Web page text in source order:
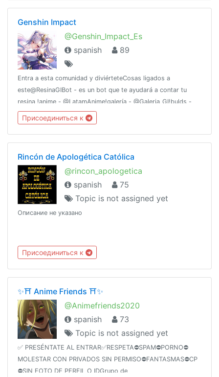
Genshin Impact
@Genshin_Impact_Es
spanish
89
Entra a esta comunidad y diviérteteCosas ligados a
este@ResinaGIBot - es un bot que te ayudará a contar tu
resina !anime - @LatamAnime!galería - @Galeria_GI!bulds -
@Builds_Genshin_Impact!farm - @Genshin_Impact_Farm!leaks
- @Genshin_Impact_Leaks
Присоединиться к
Rincón de Apologética Católica
@rincon_apologetica
spanish
75
Topic is not assigned yet
Описание не указано
Присоединиться к
✨⛩ Anime Friends ⛩✨
@Animefriends2020
spanish
73
Topic is not assigned yet
✅ PRESÉNTATE AL ENTRAR✅RESPETA⛔️SPAM⛔️PORNO⛔️
MOLESTAR CON PRIVADOS SIN PERMISO⛔️FANTASMAS⛔️CP
⛔️SIN FOTO DE PERFIL O IDGrupo de